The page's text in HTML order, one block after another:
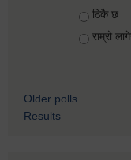
ठिकै छ
राम्रो
Older polls
Results